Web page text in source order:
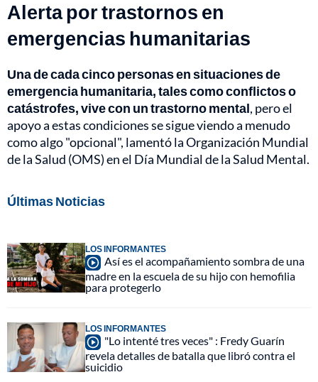
Alerta por trastornos en
emergencias humanitarias
Una de cada cinco personas en situaciones de
emergencia humanitaria, tales como conflictos o
catástrofes, vive con un trastorno mental, pero el
apoyo a estas condiciones se sigue viendo a menudo
como algo "opcional", lamentó la Organización Mundial
de la Salud (OMS) en el Día Mundial de la Salud Mental.
Últimas Noticias
LOS INFORMANTES
Así es el acompañamiento sombra de una
madre en la escuela de su hijo con hemofilia
para protegerlo
LOS INFORMANTES
"Lo intenté tres veces" : Fredy Guarín
revela detalles de batalla que libró contra el
suicidio